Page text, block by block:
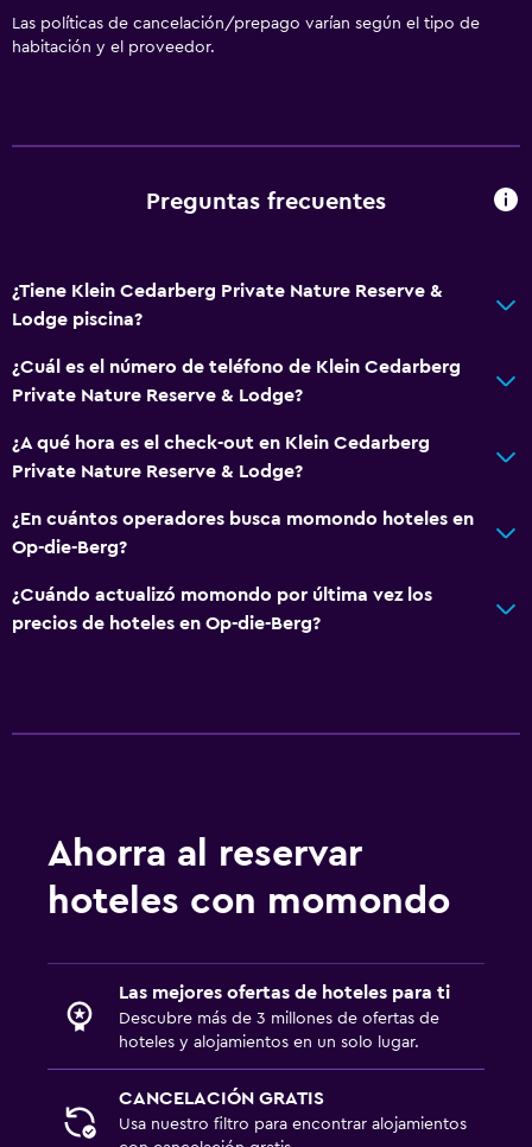
Las políticas de cancelación/prepago varían según el tipo de
habitación y el proveedor.
Preguntas frecuentes
¿Tiene Klein Cedarberg Private Nature Reserve &
Lodge piscina?
¿Cuál es el número de teléfono de Klein Cedarberg
Private Nature Reserve & Lodge?
¿A qué hora es el check-out en Klein Cedarberg
Private Nature Reserve & Lodge?
¿En cuántos operadores busca momondo hoteles en
Op-die-Berg?
¿Cuándo actualizó momondo por última vez los
precios de hoteles en Op-die-Berg?
Ahorra al reservar
hoteles con momondo
Las mejores ofertas de hoteles para ti
Descubre más de 3 millones de ofertas de
hoteles y alojamientos en un solo lugar.
CANCELACIÓN GRATIS
Usa nuestro filtro para encontrar alojamientos